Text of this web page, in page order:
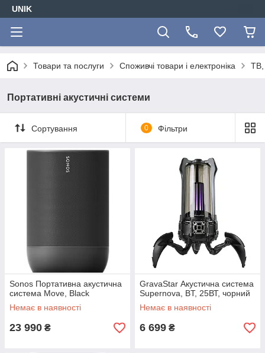
UNIK
Товари та послуги Споживчі товари і електроніка ТВ,
Портативні акустичні системи
Сортування 0 Фільтри
Sonos Портативна акустична
система Move, Black
Немає в наявності
23 990 ₴
GravaStar Акустична система
Supernova, BT, 25ВТ, чорний
Немає в наявності
6 699 ₴